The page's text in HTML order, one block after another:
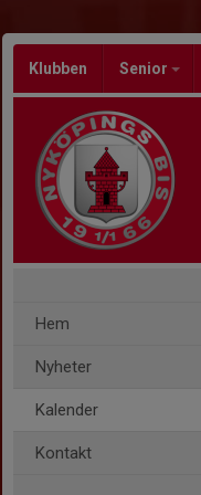
Klubben Senior
Hem
Nyheter
Kalender
Kontakt